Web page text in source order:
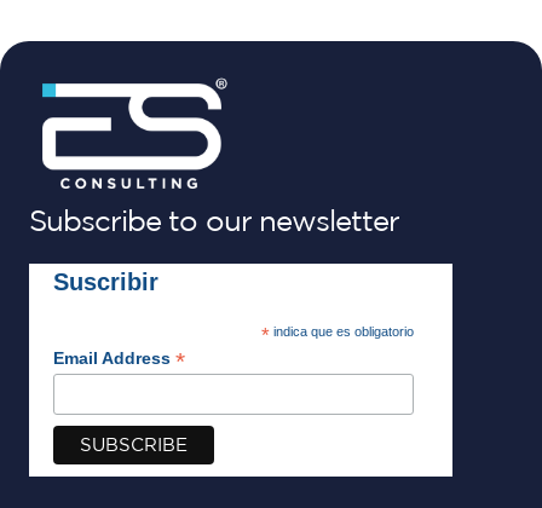
Subscribe to our newsletter
Suscribir
*indica que es obligatorio
Email Address *